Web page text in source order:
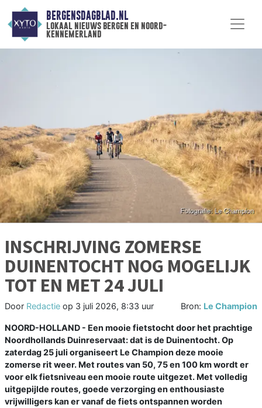
BERGENSDAGBLAD.NL
lokaal nieuws bergen en noord-
kennemerland
INSCHRIJVING ZOMERSE
DUINENTOCHT NOG MOGELIJK
TOT EN MET 24 JULI
Door Redactie op 3 juli 2026, 8:33 uur Bron: Le Champion
NOORD-HOLLAND - Een mooie fietstocht door het prachtige
Noordhollands Duinreservaat: dat is de Duinentocht. Op
zaterdag 25 juli organiseert Le Champion deze mooie
zomerse rit weer. Met routes van 50, 75 en 100 km wordt er
voor elk fietsniveau een mooie route uitgezet. Met volledig
uitgepijlde routes, goede verzorging en enthousiaste
vrijwilligers kan er vanaf de fiets ontspannen worden